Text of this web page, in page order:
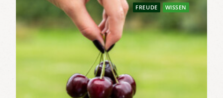
FREUDE WISSEN